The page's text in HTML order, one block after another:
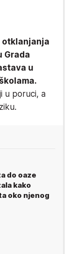
otklanjanja
Grada
u
u poruci, a
do oaze
kako
oko njenog